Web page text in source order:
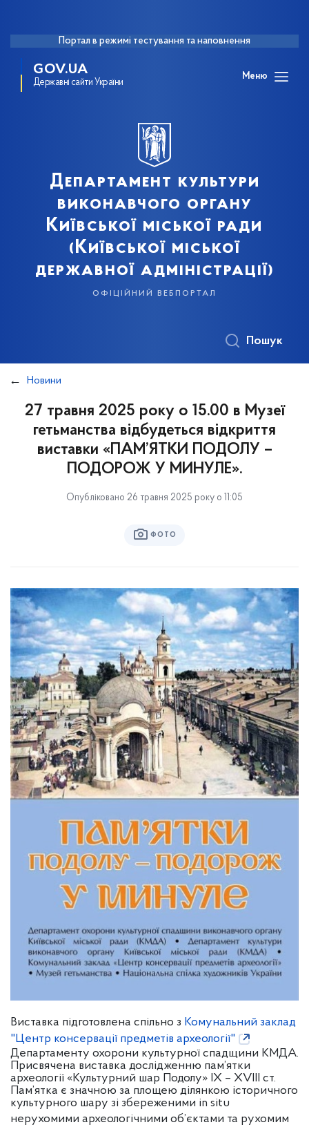
Портал в режимі тестування та наповнення
GOV.UA
Державні сайти України
Меню
Департамент культури
виконавчого органу
Київської міської ради
(Київської міської
державної адміністрації)
офіційний вебпортал
Пошук
Новини
27 травня 2025 року о 15.00 в Музеї
гетьманства відбудеться відкриття
виставки «ПАМ’ЯТКИ ПОДОЛУ –
ПОДОРОЖ У МИНУЛЕ».
Опубліковано 26 травня 2025 року о 11:05
ФОТО
Виставка підготовлена спільно з Комунальний заклад
"Центр консервації предметів археології"
Департаменту охорони культурної спадщини КМДА.
Присвячена виставка дослідженню пам’ятки
археології «Культурний шар Подолу» ІХ – ХVІІІ ст.
Пам’ятка є значною за площею ділянкою історичного
культурного шару зі збереженими in situ
нерухомими археологічними об’єктами та рухомим